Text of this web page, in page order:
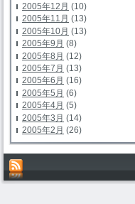
2005年12月 (10)
2005年11月 (13)
2005年10月 (13)
2005年9月 (8)
2005年8月 (12)
2005年7月 (13)
2005年6月 (16)
2005年5月 (6)
2005年4月 (5)
2005年3月 (14)
2005年2月 (26)